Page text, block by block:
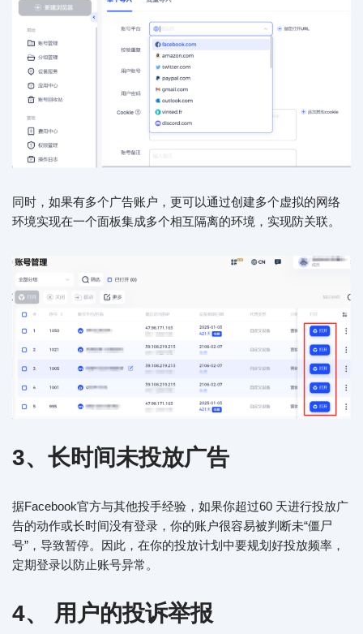
同时，如果有多个广告账户，更可以通过创建多个虚拟的网络
环境实现在一个面板集成多个相互隔离的环境，实现防关联。
3、长时间未投放广告
据Facebook官方与其他投手经验，如果你超过60 天进行投放广
告的动作或长时间没有登录，你的账户很容易被判断未“僵尸
号”，导致暂停。因此，在你的投放计划中要规划好投放频率，
定期登录以防止账号异常。
4、 用户的投诉举报